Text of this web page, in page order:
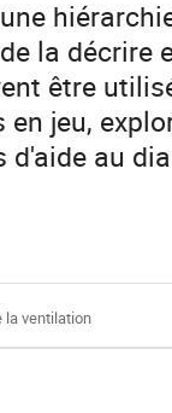
la décrire
être
jeu,
d'aide au
la ventilation